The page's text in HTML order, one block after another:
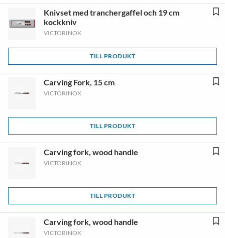
Knivset med tranchergaffel och 19 cm
kockkniv
VICTORINOX
TILL PRODUKT
Carving Fork, 15 cm
VICTORINOX
TILL PRODUKT
Carving fork, wood handle
VICTORINOX
TILL PRODUKT
Carving fork, wood handle
VICTORINOX